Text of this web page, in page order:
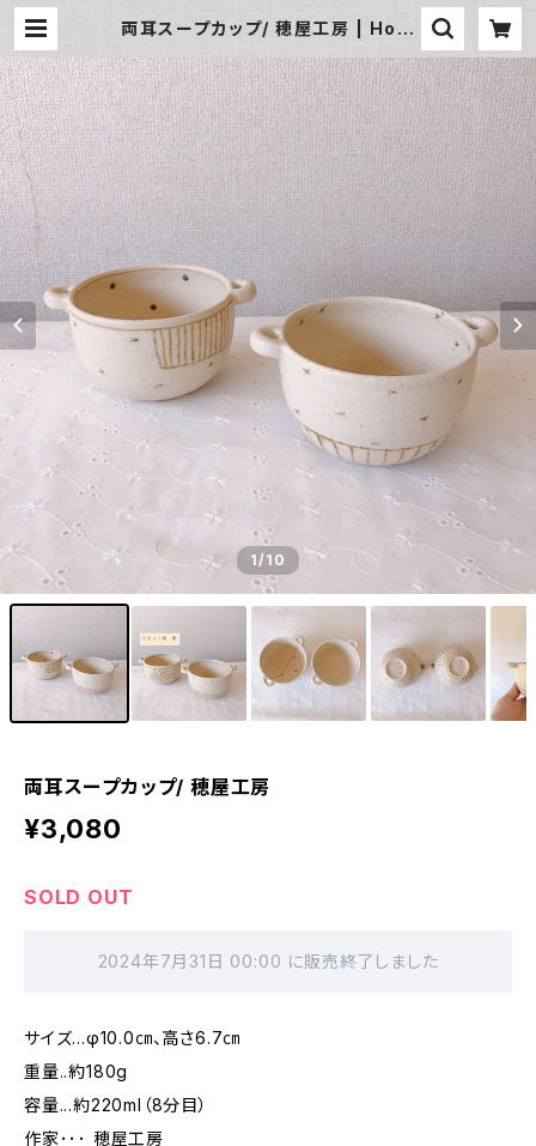
両耳スープカップ/ 穂屋工房 | Hom
1/10
両耳スープカップ/ 穂屋工房
¥3,080
SOLD OUT
2024年7月31日 00:00 に販売終了しました
サイズ...φ10.0㎝、高さ6.7㎝
重量..約180g
容量...約220ml（8分目）
作家･･･ 穂屋工房